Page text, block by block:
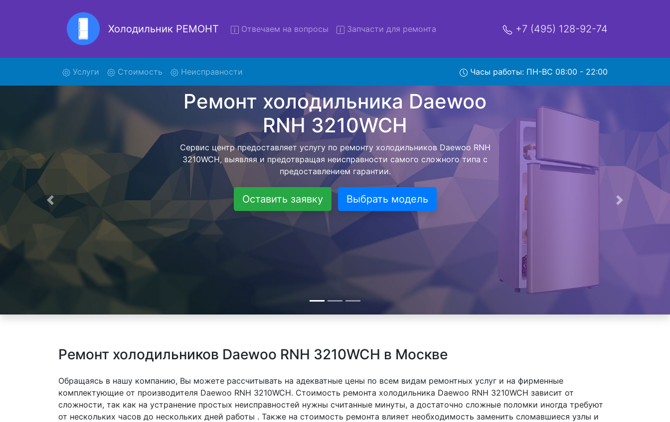
Холодильник РЕМОНТ Отвечаем на вопросы Запчасти для ремонта +7 (495) 128-92-74
Услуги (current)Стоимость Неисправности Часы работы: ПН-ВС 08:00 - 22:00
Ремонт холодильников с вывозом - чтобы клиент не тратил свое время и деньги на
поиски курьерской службы, наш мастер сам заберет холодильник Daewoo RNH
3210WCH и отвезет в сервисный центр. Ремонт холодильника Daewoo RNH
3210WCH осуществляется внутри сервисного центра, тем самым Вам не предстоит
ожидать мастера как закончит с ремонтом. Перед тем как холодильная техника
сдается, согласовывается конечная стоимость работ и в дальнейшем фиксируется.
Перечень бесплатных услуг от компании - Доставка холодильников , выезд
специалиста, консультирование и диагностика.
Оставить заявку Выбрать модель
Предыдущая Следующая
Ремонт холодильников Daewoo RNH 3210WCH в Москве
Обращаясь в нашу компанию, Вы можете рассчитывать на адекватные цены по всем видам ремонтных услуг и на фирменные
комплектующие от производителя Daewoo RNH 3210WCH. Стоимость ремонта холодильника Daewoo RNH 3210WCH зависит от
сложности, так как на устранение простых неисправностей нужны считанные минуты, а достаточно сложные поломки иногда требуют
от нескольких часов до нескольких дней работы . Также на стоимость ремонта влияет необходимость заменить сломавшиеся узлы и